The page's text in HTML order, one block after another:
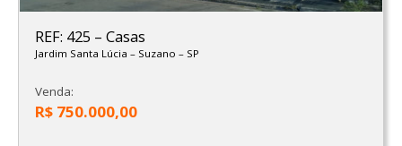
REF: 425 – Casas
Jardim Santa Lúcia – Suzano – SP
Venda:
R$ 750.000,00